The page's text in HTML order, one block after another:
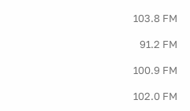
103.8 FM
91.2 FM
100.9 FM
102.0 FM